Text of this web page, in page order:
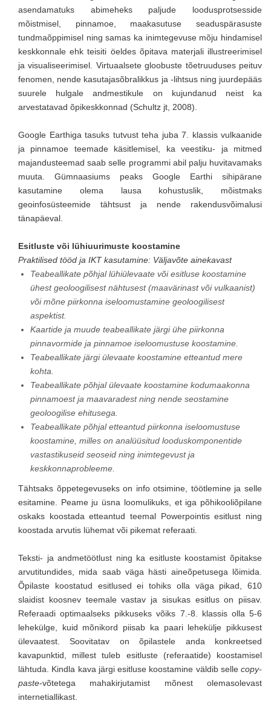
asendamatuks abimeheks paljude loodusprotsesside
mõistmisel, pinnamoe, maakasutuse seaduspärasuste
tundmaõppimisel ning samas ka inimtegevuse mõju hindamisel
keskkonnale ehk teisiti öeldes õpitava materjali illustreerimisel
ja visualiseerimisel. Virtuaalsete gloobuste tõetruuduses peituv
fenomen, nende kasutajasõbralikkus ja -lihtsus ning juurdepääs
suurele hulgale andmestikule on kujundanud neist ka
arvestatavad õpikeskkonnad (Schultz jt, 2008).
Google Earthiga tasuks tutvust teha juba 7. klassis vulkaanide
ja pinnamoe teemade käsitlemisel, ka veestiku- ja mitmed
majandusteemad saab selle programmi abil palju huvitavamaks
muuta. Gümnaasiums peaks Google Earthi sihipärane
kasutamine olema lausa kohustuslik, mõistmaks
geoinfosüsteemide tähtsust ja nende rakendusvõimalusi
tänapäeval.
Esitluste või lühiuurimuste koostamine
Praktilised tööd ja IKT kasutamine: Väljavõte ainekavast
Teabeallikate põhjal lühiülevaate või esitluse koostamine
ühest geoloogilisest nähtusest (maavärinast või vulkaanist)
või mõne piirkonna iseloomustamine geoloogilisest
aspektist.
Kaartide ja muude teabeallikate järgi ühe piirkonna
pinnavormide ja pinnamoe iseloomustuse koostamine.
Teabeallikate järgi ülevaate koostamine etteantud mere
kohta.
Teabeallikate põhjal ülevaate koostamine kodumaakonna
pinnamoest ja maavaradest ning nende seostamine
geoloogilise ehitusega.
Teabeallikate põhjal etteantud piirkonna iseloomustuse
koostamine, milles on analüüsitud looduskomponentide
vastastikuseid seoseid ning inimtegevust ja
keskkonnaprobleeme.
Tähtsaks õppetegevuseks on info otsimine, töötlemine ja selle
esitamine. Peame ju üsna loomulikuks, et iga põhikooliõpilane
oskaks koostada etteantud teemal Powerpointis esitlust ning
koostada arvutis lühemat või pikemat referaati.
Teksti- ja andmetöötlust ning ka esitluste koostamist õpitakse
arvutitundides, mida saab väga hästi aineõpetusega lõimida.
Õpilaste koostatud esitlused ei tohiks olla väga pikad, 610
slaidist koosnev teemale vastav ja sisukas esitlus on piisav.
Referaadi optimaalseks pikkuseks võiks 7.-8. klassis olla 5-6
lehekülge, kuid mõnikord piisab ka paari lehekülje pikkusest
ülevaatest. Soovitatav on õpilastele anda konkreetsed
kavapunktid, millest tuleb esitluste (referaatide) koostamisel
lähtuda. Kindla kava järgi esitluse koostamine väldib selle copy-
paste-võtetega mahakirjutamist mõnest olemasolevast
internetiallikast.